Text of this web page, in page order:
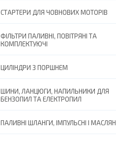
СТАРТЕРИ ДЛЯ ЧОВНОВИХ МОТОРІВ
ФІЛЬТРИ ПАЛИВНІ, ПОВІТРЯНІ ТА
КОМПЛЕКТУЮЧІ
ЦИЛІНДРИ З ПОРШНЕМ
ШИНИ, ЛАНЦЮГИ, НАПИЛЬНИКИ ДЛЯ
БЕНЗОПИЛ ТА ЕЛЕКТРОПИЛ
ПАЛИВНІ ШЛАНГИ, ІМПУЛЬСНІ І